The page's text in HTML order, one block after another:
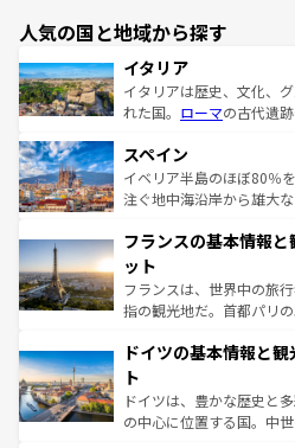
人気の国と地域から探す
イタリア
イタリアは歴史、文化、
れた国。 ローマの古代遺
ろん、トスカーナの美し
景など、自然景観も見逃
ピザやパスタなど、絶品
ませてくれるイタリアで
なお、新着のイタリア情報
しい。
スペイン
イベリア半島のほぼ80％
注ぐ地中海沿岸から雄大
文化が根付くこの国では
れる闘牛、そして美味し
る。首都マドリードの洗
アートに溢れた街角から
せる。地方によって風土
ンテンツ一覧 を参照してほ
フランスの基本情報
ット
フランスは、世界中の旅
指の観光地だ。首都パリ
で、幅広い魅力が詰まっ
聖堂、美しいビーチ、そ
から魅了する。また、フ
れ、フランス料理はユネ
ドイツの基本情報と
ト
ドイツは、豊かな歴史と
の中心に位置する国。中